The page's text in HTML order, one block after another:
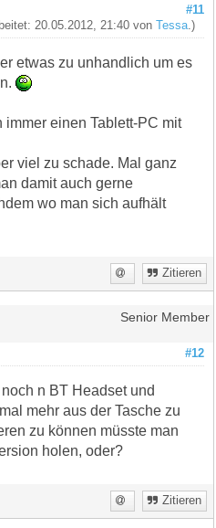
#11
20.05.2012, 21:40 vonTessa .)
etwas zu unhandlich um es
einen Tablett-PC mit
viel zu schade. Mal ganz
damit auch gerne
wo man sich aufhält
Zitieren
Senior Member
#12
n BT Headset und
mehr aus der Tasche zu
zu können müsste man
holen, oder?
Zitieren